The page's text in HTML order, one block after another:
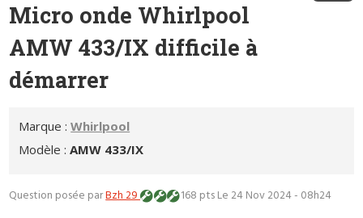
Micro onde Whirlpool
AMW 433/IX difficile à
démarrer
Marque :Whirlpool
Modèle :AMW 433/IX
Question posée parBzh 29 168 ptsLe 24 Nov 2024 - 08h24